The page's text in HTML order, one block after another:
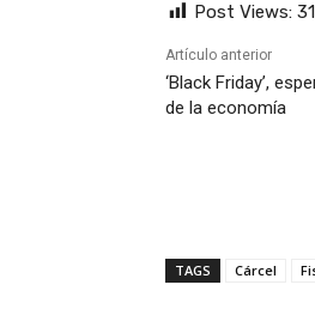
Post Views:
Artículo anterior
‘Black Friday’,
de la economía
TAGS Cárcel